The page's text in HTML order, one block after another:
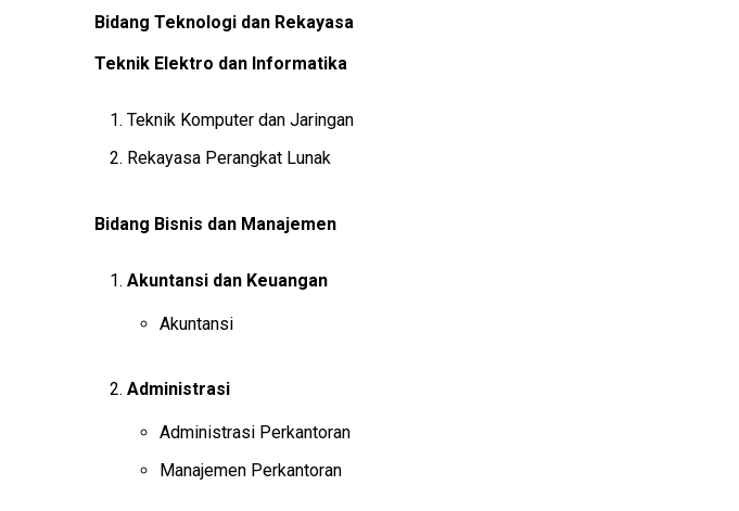
Bidang Teknologi dan Rekayasa
Teknik Elektro dan Informatika
Teknik Komputer dan Jaringan
Rekayasa Perangkat Lunak
Bidang Bisnis dan Manajemen
Akuntansi dan Keuangan
Akuntansi
Administrasi
Administrasi Perkantoran
Manajemen Perkantoran